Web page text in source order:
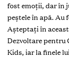
fost emoţii, dar în
peştele în apă. Au
Aşteptaţi în
Dezvoltare pentru
Kids, iar la finele